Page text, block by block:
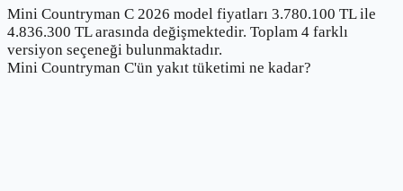
Mini Countryman C 2026 model fiyatları 3.780.100 TL ile
4.836.300 TL arasında değişmektedir. Toplam 4 farklı
versiyon seçeneği bulunmaktadır.
Mini Countryman C'ün yakıt tüketimi ne kadar?